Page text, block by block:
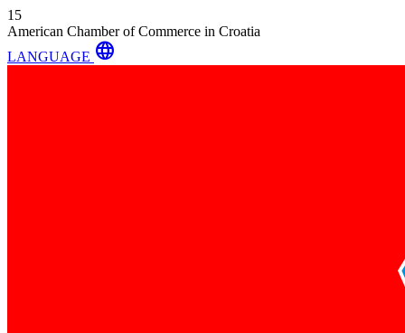
15
American Chamber of Commerce in Croatia
LANGUAGE language